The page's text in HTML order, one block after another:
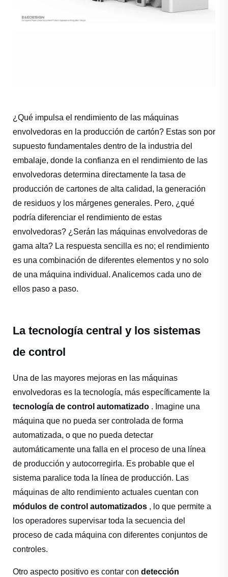
¿Qué impulsa el rendimiento de las máquinas
envolvedoras en la producción de cartón? Estas son por
supuesto fundamentales dentro de la industria del
embalaje, donde la confianza en el rendimiento de las
envolvedoras determina directamente la tasa de
producción de cartones de alta calidad, la generación
de residuos y los márgenes generales. Pero, ¿qué
podría diferenciar el rendimiento de estas
envolvedoras? ¿Serán las máquinas envolvedoras de
gama alta? La respuesta sencilla es no; el rendimiento
es una combinación de diferentes elementos y no solo
de una máquina individual. Analicemos cada uno de
ellos paso a paso.
La tecnología central y los sistemas
de control
Una de las mayores mejoras en las máquinas
envolvedoras es la tecnología, más específicamente la
tecnología de control automatizado . Imagine una
máquina que no pueda ser controlada de forma
automatizada, o que no pueda detectar
automáticamente una falla en el proceso de una línea
de producción y autocorregirla. Es probable que el
sistema paralice toda la línea de producción. Las
máquinas de alto rendimiento actuales cuentan con
módulos de control automatizados , lo que permite a
los operadores supervisar toda la secuencia del
proceso de cada máquina con diferentes conjuntos de
controles.
Otro aspecto positivo es contar con detección